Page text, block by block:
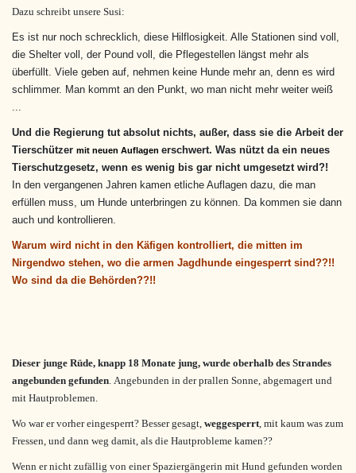
Dazu schreibt unsere Susi:
Es ist nur noch schrecklich, diese Hilflosigkeit. Alle Stationen sind voll,
die Shelter voll, der Pound voll, die Pflegestellen längst mehr als
überfüllt. Viele geben auf, nehmen keine Hunde mehr an, denn es wird
schlimmer. Man kommt an den Punkt, wo man nicht mehr weiter weiß
...
Und die Regierung tut absolut nichts, außer, dass sie die Arbeit der
Tierschützer mit neuen Auflagen erschwert. Was nützt da ein neues
Tierschutzgesetz, wenn es wenig bis gar nicht umgesetzt wird?!
In den vergangenen Jahren kamen etliche Auflagen dazu, die man
erfüllen muss, um Hunde unterbringen zu können. Da kommen sie dann
auch und kontrollieren.
Warum wird nicht in den Käfigen kontrolliert, die mitten im
Nirgendwo stehen, wo die armen Jagdhunde eingesperrt sind??!!
Wo sind da die Behörden??!!
Dieser junge Rüde, knapp 18 Monate jung, wurde oberhalb des Strandes
angebunden gefunden. Angebunden in der prallen Sonne, abgemagert und
mit Hautproblemen.
Wo war er vorher eingesperrt? Besser gesagt, weggesperrt, mit kaum was zum
Fressen, und dann weg damit, als die Hautprobleme kamen??
Wenn er nicht zufällig von einer Spaziergängerin mit Hund gefunden worden